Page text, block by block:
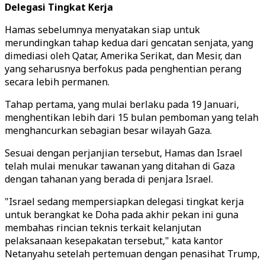
Delegasi Tingkat Kerja
Hamas sebelumnya menyatakan siap untuk
merundingkan tahap kedua dari gencatan senjata, yang
dimediasi oleh Qatar, Amerika Serikat, dan Mesir, dan
yang seharusnya berfokus pada penghentian perang
secara lebih permanen.
Tahap pertama, yang mulai berlaku pada 19 Januari,
menghentikan lebih dari 15 bulan pemboman yang telah
menghancurkan sebagian besar wilayah Gaza.
Sesuai dengan perjanjian tersebut, Hamas dan Israel
telah mulai menukar tawanan yang ditahan di Gaza
dengan tahanan yang berada di penjara Israel.
"Israel sedang mempersiapkan delegasi tingkat kerja
untuk berangkat ke Doha pada akhir pekan ini guna
membahas rincian teknis terkait kelanjutan
pelaksanaan kesepakatan tersebut," kata kantor
Netanyahu setelah pertemuan dengan penasihat Trump,